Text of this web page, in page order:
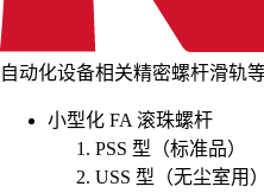
自动化设备相关精密螺杆滑轨
小型化 FA 滚珠螺杆
PSS 型（标准品）
USS 型（无尘室用）